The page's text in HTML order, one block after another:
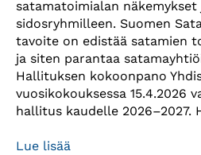
satamatoimialan
sidosryhmilleen. Suomen
tavoite on edistää satamien
ja siten parantaa
Hallituksen kokoonpano
vuosikokouksessa 15.4.2026
hallitus kaudelle 2026–2027.
Lue lisää